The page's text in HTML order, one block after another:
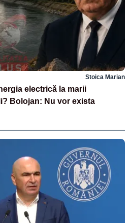
Stoica Marian
electrică la marii
Bolojan: Nu vor exista